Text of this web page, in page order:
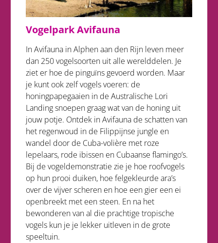
Vogelpark Avifauna
In Avifauna in Alphen aan den Rijn leven meer
dan 250 vogelsoorten uit alle werelddelen. Je
ziet er hoe de pinguïns gevoerd worden. Maar
je kunt ook zelf vogels voeren: de
honingpapegaaien in de Australische Lori
Landing snoepen graag wat van de honing uit
jouw potje. Ontdek in Avifauna de schatten van
het regenwoud in de Filippijnse jungle en
wandel door de Cuba-volière met roze
lepelaars, rode ibissen en Cubaanse flamingo’s.
Bij de vogeldemonstratie zie je hoe roofvogels
op hun prooi duiken, hoe felgekleurde ara’s
over de vijver scheren en hoe een gier een ei
openbreekt met een steen. En na het
bewonderen van al die prachtige tropische
vogels kun je je lekker uitleven in de grote
speeltuin.